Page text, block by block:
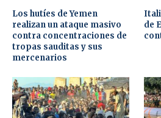
Los hutíes de Yemen
realizan un ataque masivo
contra concentraciones de
tropas sauditas y sus
mercenarios
de